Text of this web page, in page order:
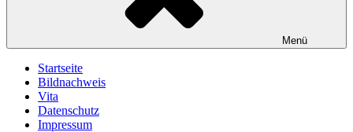
Menü
Startseite
Bildnachweis
Vita
Datenschutz
Impressum